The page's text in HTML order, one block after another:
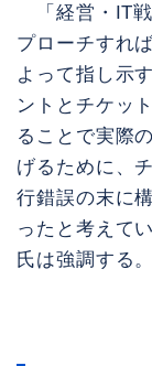
「経営・IT戦
プローチすれ
よって指し示
ントとチケッ
ることで実際
げるために、
行錯誤の末に
ったと考えて
氏は強調する。